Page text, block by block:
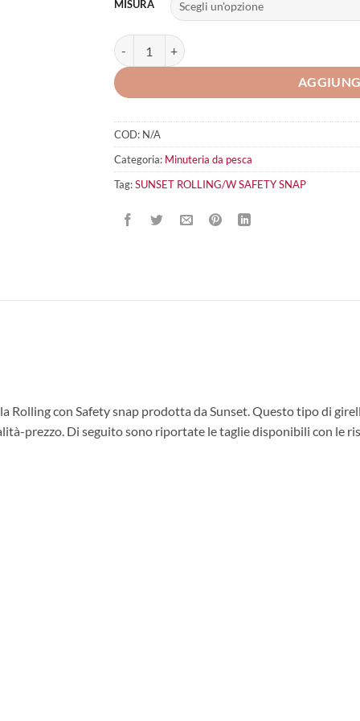
MISURA
SUNSET ROLLING/W SAFETY SNAP quantità
COD: N/A
Categoria: Minuteria da pesca
Tag:SUNSET ROLLING/W SAFETY SNAP
Rolling con Safety snap prodotta da Sunset. Questo tipo di
prezzo. Di seguito sono riportate le taglie disponibili con le